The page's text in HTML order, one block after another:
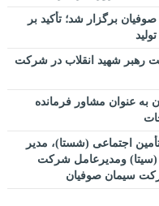
برگزار شد؛ تأکید بر
رهبر شهید انقلاب در شرکت
عنوان مشاور فرمانده
اجتماعی (شستا)، مدیر
ومدیرعامل شرکت
سیمان صوفیان